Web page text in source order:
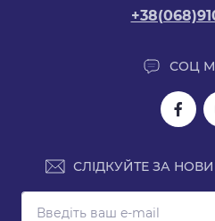
СОЦ
СЛІДКУЙТЕ ЗА